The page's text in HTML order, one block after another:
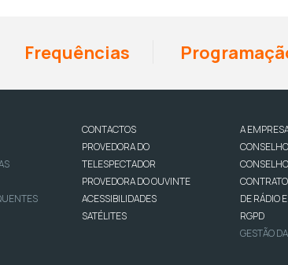
Frequências
CONTACTOS
PROVEDORA DO
TELESPECTADOR
PROVEDORA DO OUVINTE
ACESSIBILIDADES
SATÉLITES
A
DE RÁDIO
RGPD
GESTÃO